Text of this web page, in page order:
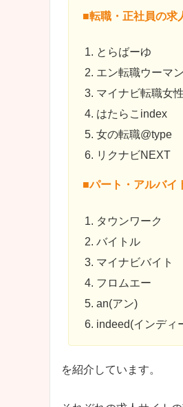
■転職・正社員の求
とらばーゆ
エン転職ウーマン
マイナビ転職女
はたらこindex
女の転職@type
リクナビNEXT
■パート・アルバイ
タウンワーク
バイトル
マイナビバイト
フロムエー
an(アン)
indeed(インディ
を紹介しています。